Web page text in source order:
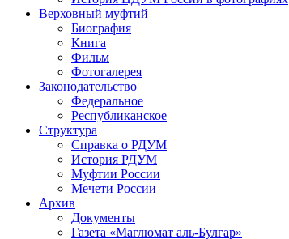
Верховный муфтий
Биография
Книга
Фильм
Фотогалерея
Законодательство
Федеральное
Республиканское
Структура
Справка о РДУМ
История РДУМ
Муфтии России
Мечети России
Архив
Документы
Газета «Маглюмат аль-Булгар»